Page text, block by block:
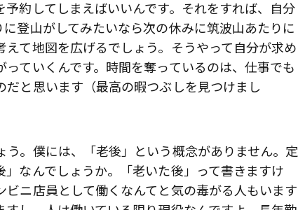
約してしまえばいいんです。それをすれば、自分
登山がしてみたいなら次の休みに筑波山あたりに
て地図を広げるでしょう。そうやって自分が求め
ていくんです。時間を奪っているのは、仕事でも
と思います（最高の暇つぶしを見つけまし
。僕には、「老後」という概念がありません。定
なんでしょうか。「老いた後」って書きますけ
ニ店員として働くなんてと気の毒がる人もいます